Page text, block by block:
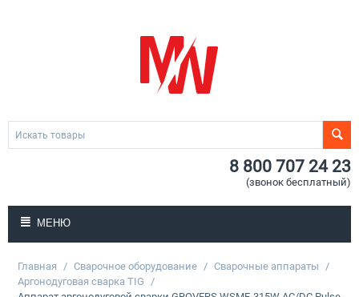
8 800 707 24 23
(звонок бесплатный)
МЕНЮ
Главная / Сварочное оборудование / Сварочные аппараты /
Аргонодуговая сварка TIG /